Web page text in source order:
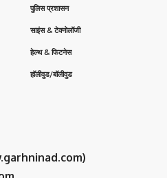
पुलिस प्रशासन
साइंस & टेक्नोलॉजी
हेल्थ & फिटनेस
हॉलीवुड/बॉलीवुड